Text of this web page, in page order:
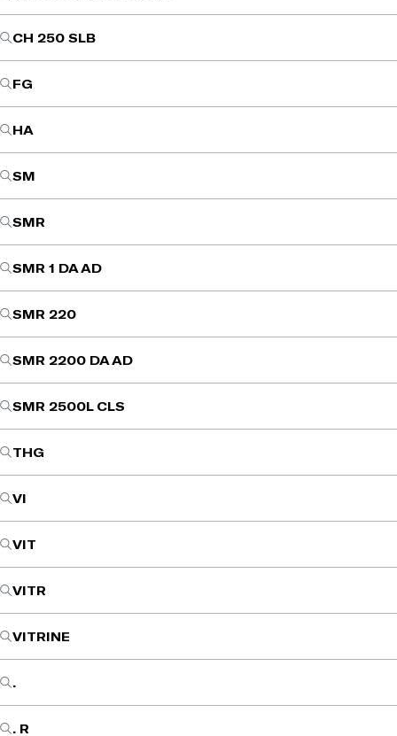
CH 250 SLB
FG
HA
SM
SMR
SMR 1 DA AD
SMR 220
SMR 2200 DA AD
SMR 2500L CLS
THG
VI
VIT
VITR
VITRINE
.
. R